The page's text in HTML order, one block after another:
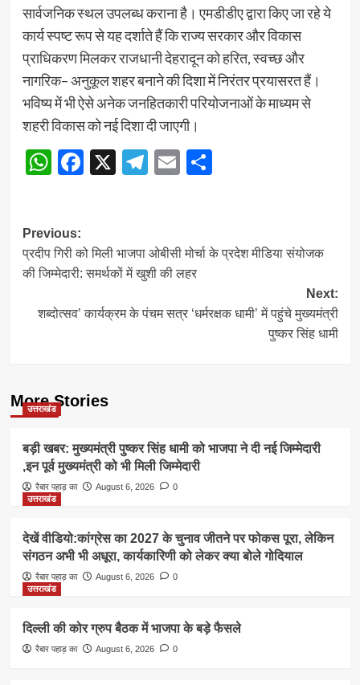
सार्वजनिक स्थल उपलब्ध कराना है। एमडीडीए द्वारा किए जा रहे ये
कार्य स्पष्ट रूप से यह दर्शाते हैं कि राज्य सरकार और विकास
प्राधिकरण मिलकर राजधानी देहरादून को हरित, स्वच्छ और
नागरिक– अनुकूल शहर बनाने की दिशा में निरंतर प्रयासरत हैं।
भविष्य में भी ऐसे अनेक जनहितकारी परियोजनाओं के माध्यम से
शहरी विकास को नई दिशा दी जाएगी।
WhatsApp
Facebook
X Telegram
EmailShare
Post
navigation
Previous:
प्रदीप गिरी को मिली भाजपा ओबीसी मोर्चा के प्रदेश मीडिया संयोजक
की जिम्मेदारी: समर्थकों में खुशी की लहर
Next:
शब्दोत्सव’ कार्यक्रम के पंचम सत्र ‘धर्मरक्षक धामी’ में पहुंचे मुख्यमंत्री
पुष्कर सिंह धामी
More Stories
उत्तराखंड
बड़ी खबर: मुख्यमंत्री पुष्कर सिंह धामी को भाजपा ने दी नई जिम्मेदारी
,इन पूर्व मुख्यमंत्री को भी मिली जिम्मेदारी
रैबार पहाड़ का August 6, 2026
0
उत्तराखंड
देखें वीडियो:कांग्रेस का 2027 के चुनाव जीतने पर फोकस पूरा, लेकिन
संगठन अभी भी अधूरा, कार्यकारिणी को लेकर क्या बोले गोदियाल
रैबार पहाड़ का August 6, 2026
0
उत्तराखंड
दिल्ली की कोर ग्रुप बैठक में भाजपा के बड़े फैसले
रैबार पहाड़ का August 6, 2026 0